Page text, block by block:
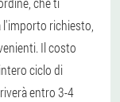
richiesto,
Il costo
ciclo di
entro 3-4